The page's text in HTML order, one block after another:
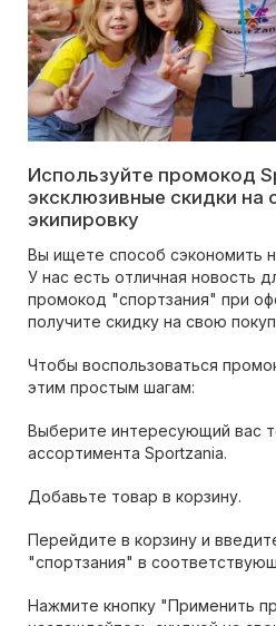
Используйте промокод
эксклюзивные скидки на
экипировку
Вы ищете способ сэкономить
У нас есть отличная новость
промокод "спортзания" при
получите скидку на свою
Чтобы воспользоваться
этим простым шагам:
Выберите интересующий вас
ассортимента Sportzania.
Добавьте товар в корзину.
Перейдите в корзину и
"спортзания" в
Нажмите кнопку "Применить